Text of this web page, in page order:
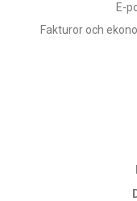
E-
Fakturor och